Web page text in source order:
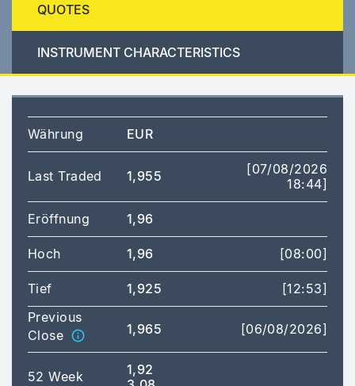
QUOTES
INSTRUMENT CHARACTERISTICS
Währung EUR
Last Traded 1,955
[07/08/2026
18:44]
Eröffnung 1,96
Hoch 1,96 [08:00]
Tief 1,925
[12:53]
Previous
Close
1,965 [06/08/2026]
52 Week
1,92